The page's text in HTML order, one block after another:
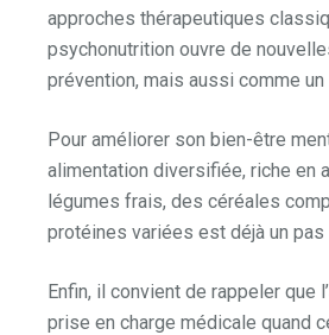
approches thérapeutiques
psychonutrition ouvre de
prévention, mais aussi comme
Pour améliorer son bien-être
alimentation diversifiée, riche en
légumes frais, des céréales
protéines variées est déjà un
Enfin, il convient de rappeler que
prise en charge médicale quand